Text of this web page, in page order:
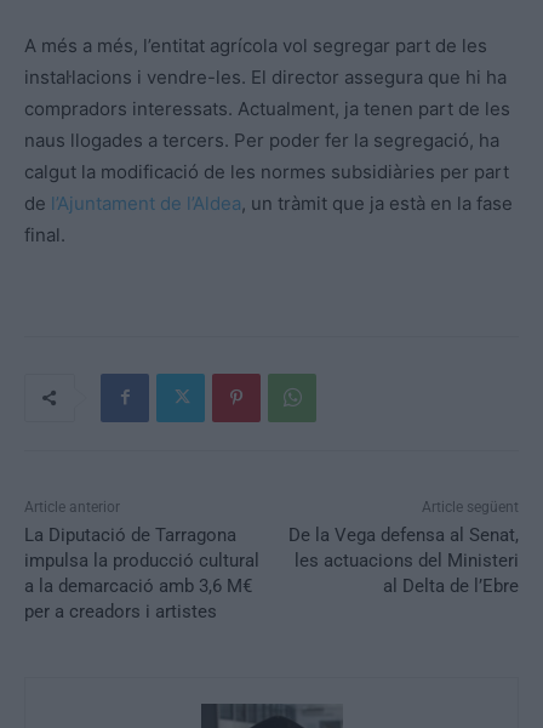
A més a més, l’entitat agrícola vol segregar part de les
instal·lacions i vendre-les. El director assegura que hi ha
compradors interessats. Actualment, ja tenen part de les
naus llogades a tercers. Per poder fer la segregació, ha
calgut la modificació de les normes subsidiàries per part
de l’Ajuntament de l’Aldea, un tràmit que ja està en la fase
final.
Article anterior
La Diputació de Tarragona
impulsa la producció cultural
a la demarcació amb 3,6 M€
per a creadors i artistes
Article següent
De la Vega defensa al Senat,
les actuacions del Ministeri
al Delta de l’Ebre